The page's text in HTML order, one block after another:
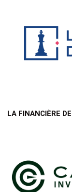
LA FINANCIÈRE